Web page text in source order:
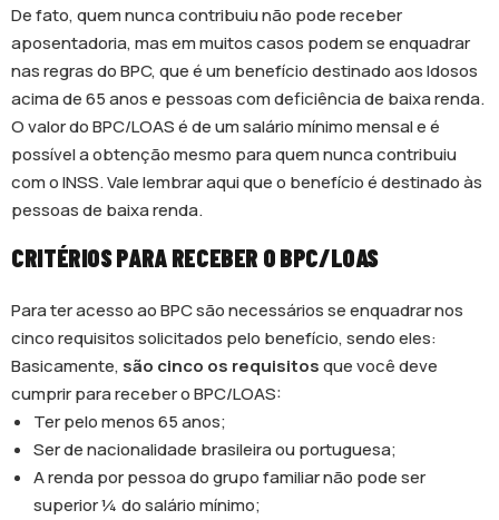
De fato, quem nunca contribuiu não pode receber
aposentadoria, mas em muitos casos podem se enquadrar
nas regras do BPC, que é um benefício destinado aos Idosos
acima de 65 anos e pessoas com deficiência de baixa renda.
O valor do BPC/LOAS é de um salário mínimo mensal e é
possível a obtenção mesmo para quem nunca contribuiu
com o INSS. Vale lembrar aqui que o benefício é destinado às
pessoas de baixa renda.
CRITÉRIOS PARA RECEBER O BPC/LOAS
Para ter acesso ao BPC são necessários se enquadrar nos
cinco requisitos solicitados pelo benefício, sendo eles:
Basicamente, são cinco os requisitosque você deve
cumprir para receber o BPC/LOAS:
Ter pelo menos 65 anos;
Ser de nacionalidade brasileira ou portuguesa;
A renda por pessoa do grupo familiar não pode ser
superior ¼ do salário mínimo;